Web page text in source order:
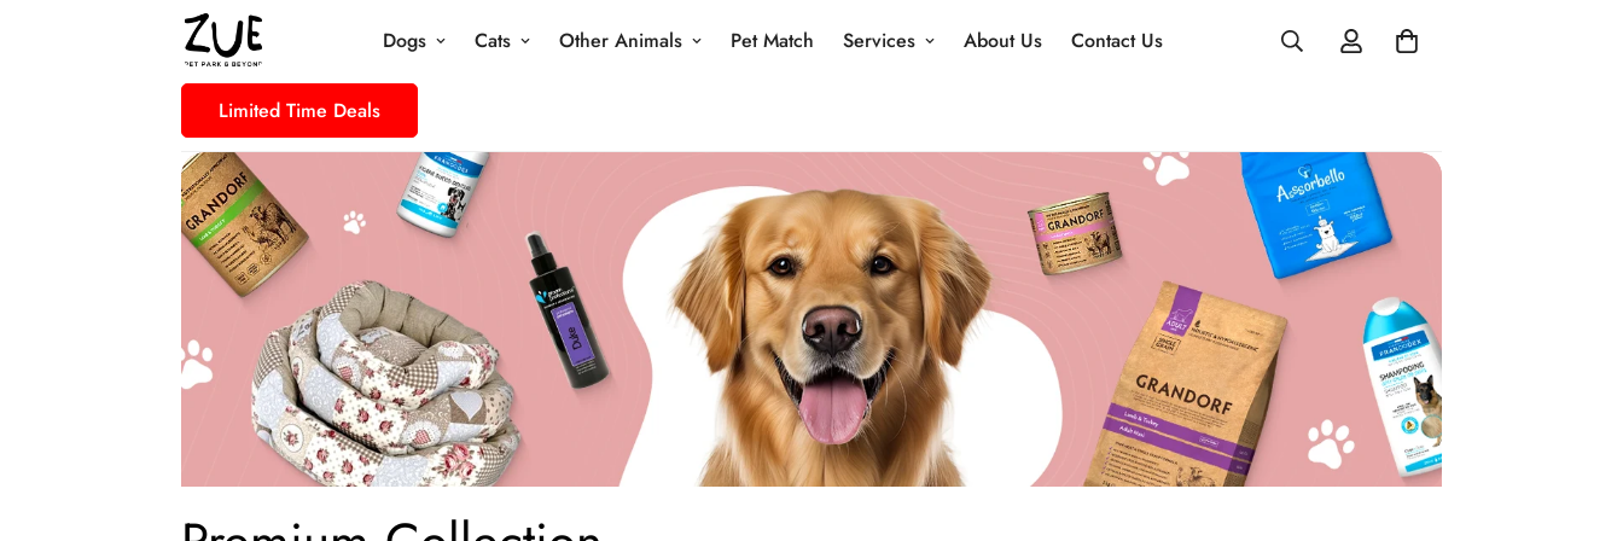
Dogs Cats Other Animals Pet Match Services About Us Contact Us
Limited Time Deals